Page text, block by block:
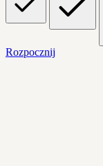
Rozpocznij